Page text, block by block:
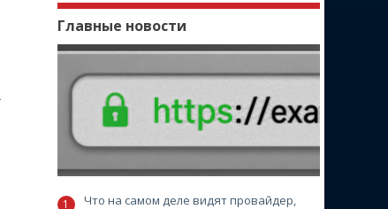
Главные новости
Что на самом деле видят провайдер,